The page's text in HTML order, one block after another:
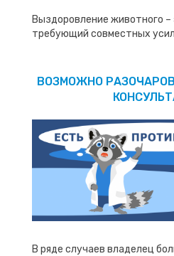
Выздоровление животного
требующий совместных
ВОЗМОЖНО
В ряде случаев владелец